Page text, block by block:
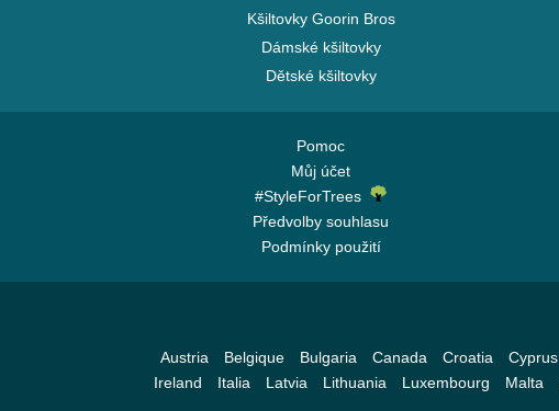
Chicago Blackhawks
Cleveland Browns
Denver Broncos
Denver Nuggets
Kšiltovky Goorin Bros
Dámské kšiltovky
Dětské kšiltovky
Pomoc
Můj účet
#StyleForTrees
Předvolby souhlasu
Podmínky použití
Austria Belgique Bulgaria Canada Croatia Cyprus
Ireland
Italia Latvia Lithuania Luxembourg Malta